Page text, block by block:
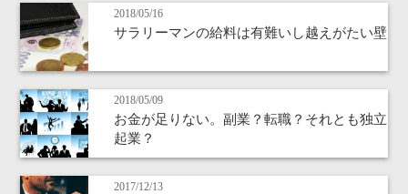
2018/05/16
サラリーマンの給料は有難いし越えがたい壁
2018/05/09
お金が足りない。副業？転職？それとも独立
起業？
2017/12/13